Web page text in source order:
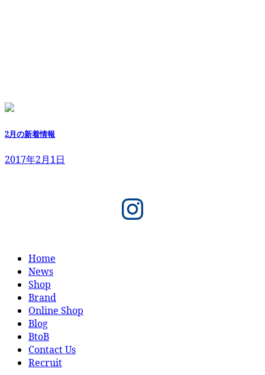
2月の新着情報
2017年2月1日
Instagram
Home
News
Shop
Brand
Online Shop
Blog
BtoB
Contact Us
Recruit